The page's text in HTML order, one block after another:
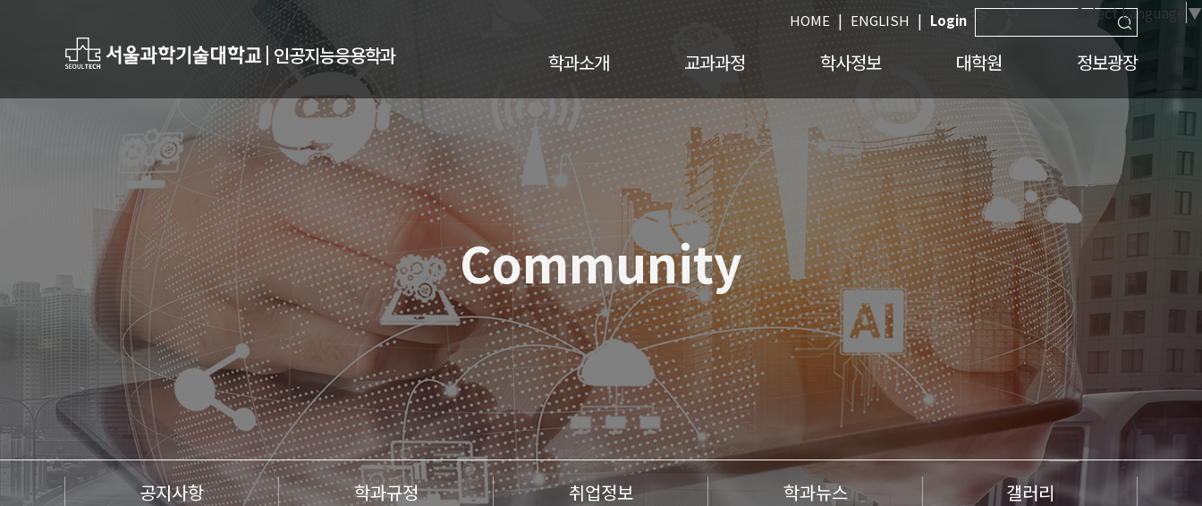
Select Language ▼
HOME | ENGLISH | Login
| 인공지능응용학과 학과소개 교과과정 학사정보 대학원 정보광장
Community
공지사항 학과규정 취업정보 학과뉴스 갤러리